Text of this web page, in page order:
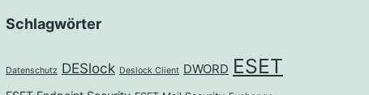
Schlagwörter
Datenschutz DESlock Deslock Client DWORD ESET